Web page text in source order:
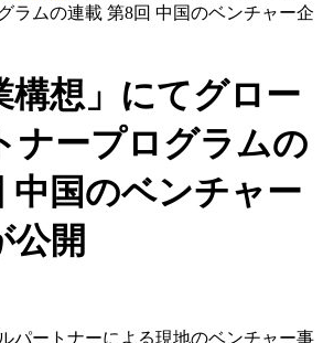
ラムの連載 第8回 中国のベンチャー企
構想」にてグロー
ナープログラムの
中国のベンチャー
公開
パートナーによる現地のベンチャー事